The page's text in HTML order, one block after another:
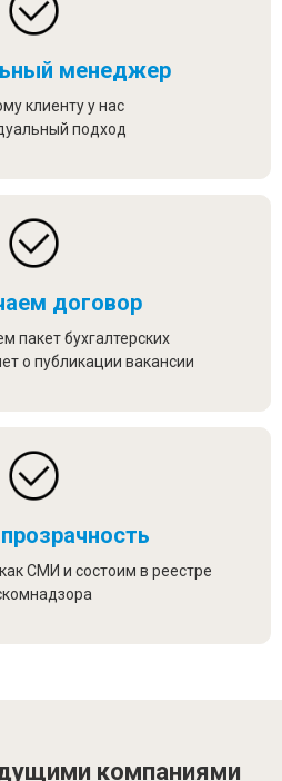
менеджер
клиенту у нас
подход
договор
пакет бухгалтерских
о публикации вакансии
СМИ и состоим в реестре
компаниями